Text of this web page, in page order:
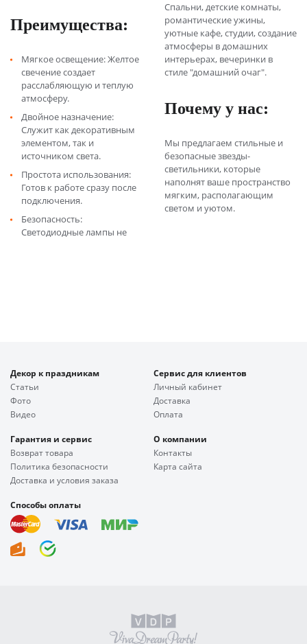
Преимущества:
Мягкое освещение: Желтое
свечение создает
расслабляющую и теплую
атмосферу.
Двойное назначение:
Служит как декоративным
элементом, так и
источником света.
Простота использования:
Готов к работе сразу после
подключения.
Безопасность:
Светодиодные лампы не
Спальни, детские комнаты,
романтические ужины,
уютные кафе, студии, создание
атмосферы в домашних
интерьерах, вечеринки в
стиле "домашний очаг".
Почему у нас:
Мы предлагаем стильные и
безопасные звезды-
светильники, которые
наполнят ваше пространство
мягким, располагающим
светом и уютом.
Декор к праздникам
Статьи
Фото
Видео
Сервис для клиентов
Личный кабинет
Доставка
Оплата
Гарантия и сервис
Возврат товара
Политика безопасности
Доставка и условия заказа
О компании
Контакты
Карта сайта
Способы оплаты